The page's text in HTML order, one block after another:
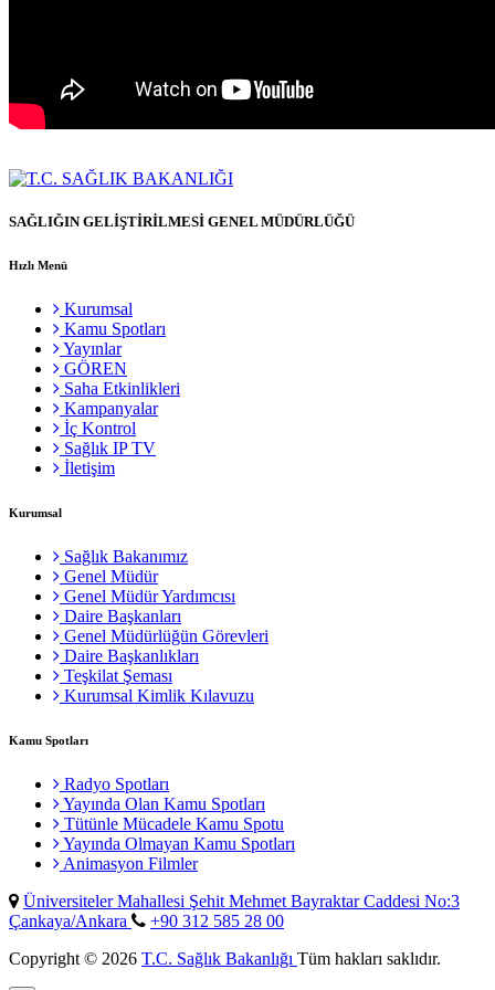
SAĞLIĞIN GELİŞTİRİLMESİ GENEL MÜDÜRLÜĞÜ
Hızlı Menü
Kurumsal
Kamu Spotları
Yayınlar
GÖREN
Saha Etkinlikleri
Kampanyalar
İç Kontrol
Sağlık IP TV
İletişim
Kurumsal
Sağlık Bakanımız
Genel Müdür
Genel Müdür Yardımcısı
Daire Başkanları
Genel Müdürlüğün Görevleri
Daire Başkanlıkları
Teşkilat Şeması
Kurumsal Kimlik Kılavuzu
Kamu Spotları
Radyo Spotları
Yayında Olan Kamu Spotları
Tütünle Mücadele Kamu Spotu
Yayında Olmayan Kamu Spotları
Animasyon Filmler
Üniversiteler Mahallesi Şehit Mehmet Bayraktar Caddesi No:3
Çankaya/Ankara
+90 312 585 28 00
Copyright © 2026 T.C. Sağlık Bakanlığı Tüm hakları saklıdır.